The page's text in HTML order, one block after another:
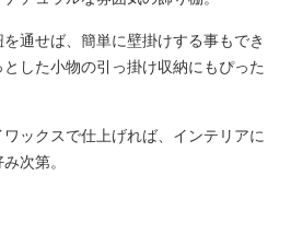
を通せば、簡単に壁掛けする事もでき
した小物の引っ掛け収納にもぴった
ックスで仕上げれば、インテリアに
次第。